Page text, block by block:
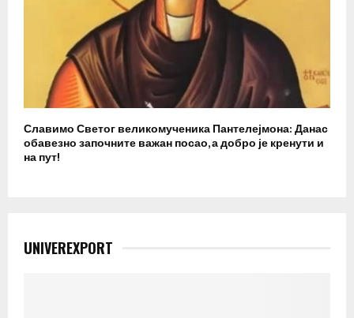
Славимо Светог великомученика Пантелејмона: Данас
обавезно започните важан посао, а добро је кренути и
на пут!
UNIVEREXPORT